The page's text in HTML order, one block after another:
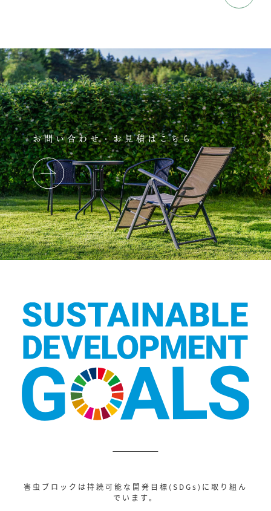
お問い合わせ・お見積はこちら
害虫ブロックは持続可能な開発目標(SDGs)に取り組ん
でいます。